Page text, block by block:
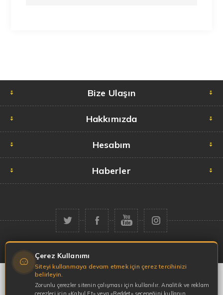
Bize Ulaşın
Hakkımızda
Hesabım
Haberler
Telif hakkı © 2026 Garaj Market. Tüm hakları saklıdır.
Çerez Kullanımı
Siteyi kullanmaya devam etmek için çerez tercihinizi
belirleyin.
Zorunlu çerezler sitenin çalışması için kullanılır. Analitik ve reklam
çerezleri için «Kabul Et» veya «Reddet» seçeneğini kullanın.